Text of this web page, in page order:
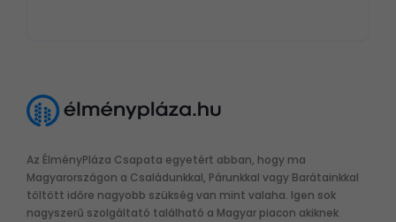
Az ÉlményPláza Csapata egyetért abban, hogy ma
Magyarországon a Családunkkal, Párunkkal vagy Barátainkkal
töltött időre nagyobb szükség van mint valaha. Igen sok
nagyszerű szolgáltató található a Magyar piacon akiknek